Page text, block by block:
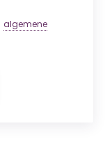
algemene